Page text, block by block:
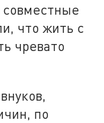
совместные
что жить с
чревато
по